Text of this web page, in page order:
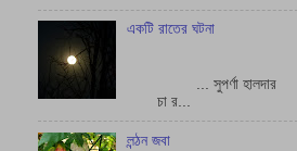
একটি রাতের ঘটনা
... সুপর্ণা হালদার
চা র...
লন্ঠন জবা